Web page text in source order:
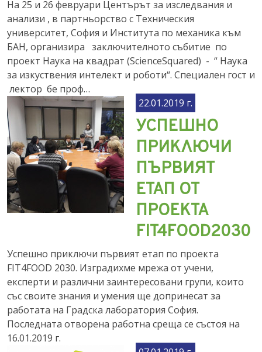
На 25 и 26 февруари Центърът за изследвания и
анализи , в партньорство с Техническия
университет, София и Института по механика към
БАН, организира заключителното събитие по
проект Наука на квадрат (ScienceSquared) - “ Наука
за изкуствения интелект и роботи“. Специален гост и
лектор бе проф…
22.01.2019 г.
УСПЕШНО
ПРИКЛЮЧИ
ПЪРВИЯТ
ЕТАП ОТ
ПРОЕКТА
FIT4FOOD2030
Успешно приключи първият етап по проекта
FIT4FOOD 2030. Изградихме мрежа от учени,
експерти и различни заинтересовани групи, които
със своите знания и умения ще допринесат за
работата на Градска лаборатория София.
Последната отворена работна среща се състоя на
16.01.2019 г.